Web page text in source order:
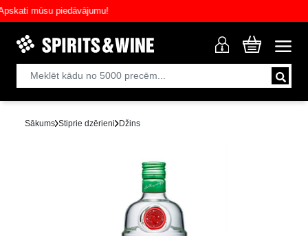
mūsu piedāvājumu!
Sākums Stiprie dzērieni Džins